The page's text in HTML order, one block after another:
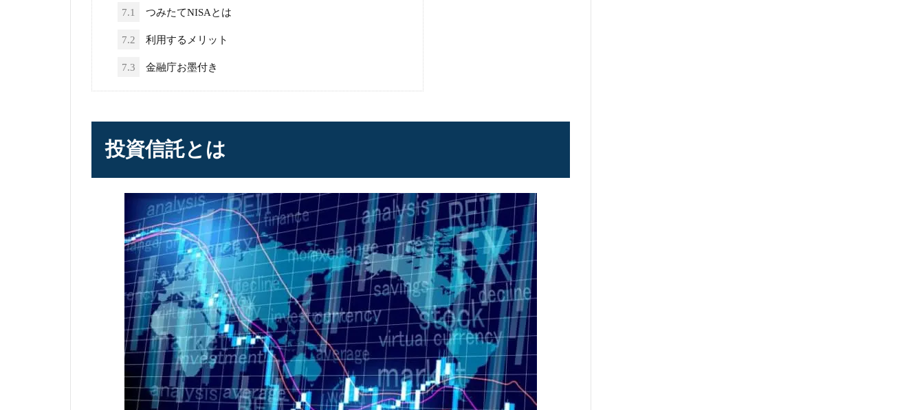
7.1 つみたてNISAとは
7.2 利用するメリット
7.3 金融庁お墨付き
投資信託とは